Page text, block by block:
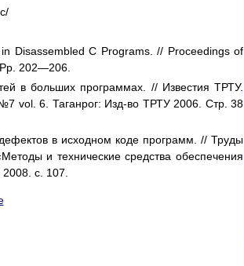
Disassembled C Programs. // Proceedings of
202—206.
в больших программах. // Известия ТРТУ.
vol. 6. Таганрог: Изд-во ТРТУ 2006. Стр. 38
в исходном коде программ. // Труды
и технические средства обеспечения
с. 107.